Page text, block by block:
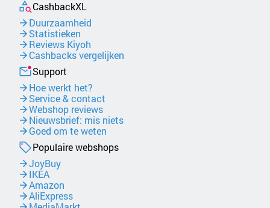
CashbackXL
Duurzaamheid
Statistieken
Reviews Kiyoh
Cashbacks vergelijken
Support
Hoe werkt het?
Service & contact
Webshop reviews
Nieuwsbrief: mis niets
Goed om te weten
Populaire webshops
JoyBuy
IKEA
Amazon
AliExpress